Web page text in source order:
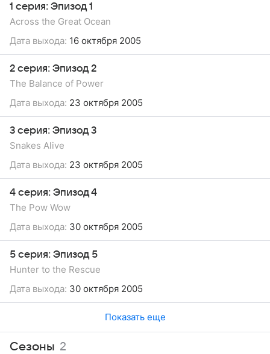
1 серия: Эпизод 1
Across the Great Ocean
Дата выхода: 16 октября 2005
2 серия: Эпизод 2
The Balance of Power
Дата выхода: 23 октября 2005
3 серия: Эпизод 3
Snakes Alive
Дата выхода: 23 октября 2005
4 серия: Эпизод 4
The Pow Wow
Дата выхода: 30 октября 2005
5 серия: Эпизод 5
Hunter to the Rescue
Дата выхода: 30 октября 2005
Показать еще
Сезоны 2